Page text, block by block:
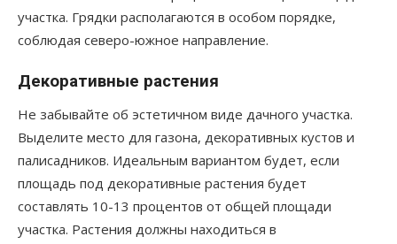
участка. Грядки располагаются в особом порядке,
соблюдая северо-южное направление.
Декоративные растения
Не забывайте об эстетичном виде дачного участка.
Выделите место для газона, декоративных кустов и
палисадников. Идеальным вариантом будет, если
площадь под декоративные растения будет
составлять 10-13 процентов от общей площади
участка. Растения должны находиться в